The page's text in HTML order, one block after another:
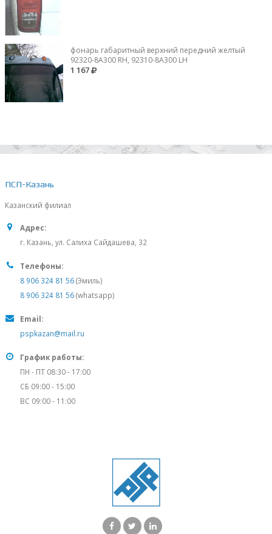
фонарь габаритный верхний передний желтый
92320-8A300 RH, 92310-8А300 LH
1 167
ПСП-Казань
Казанский филиал
Адрес:
г. Казань, ул. Салиха Сайдашева, 32
Телефоны:
8 906 324 81 56(Эмиль)
8 906 324 81 56(whatsapp)
Email:
pspkazan@mail.ru
График работы:
ПН - ПТ 08:30 - 17:00
СБ 09:00 - 15:00
ВС 09:00 - 11:00